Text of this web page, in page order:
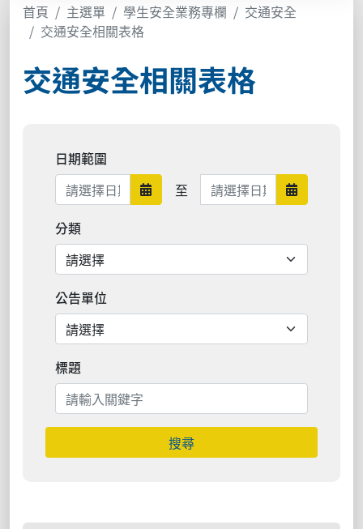
首頁 主選單 學生安全業務專欄
交通安全
交通安全相關表格
交通安全相關表格
日期範圍
日期範圍開始
至 日期範圍結束 日期範圍
分類
公告單位
標題
搜尋